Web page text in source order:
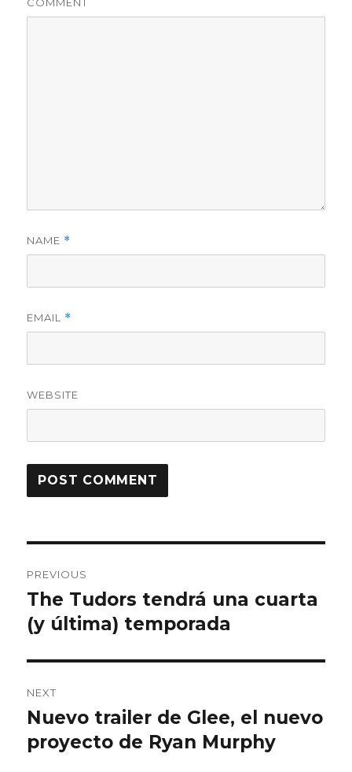
NAME *
EMAIL *
WEBSITE
navigation
PREVIOUS
Previous
post:
The Tudors tendrá una cuarta
(y última) temporada
NEXT
Next
post:
Nuevo trailer de Glee, el nuevo
proyecto de Ryan Murphy